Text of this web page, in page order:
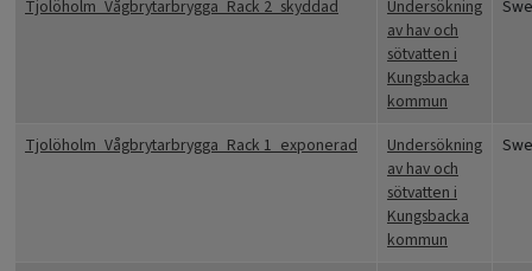
Tjolöholm_Vågbrytarbrygga_Rack 2_skyddad
Undersökning
av hav och
sötvatten i
Kungsbacka
kommun
Tjolöholm_Vågbrytarbrygga_Rack 1_exponerad
Undersökning
av hav och
sötvatten i
Kungsbacka
kommun